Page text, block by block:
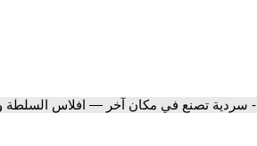
- سردية تصنع في مكان آخر — افلاس السلطة